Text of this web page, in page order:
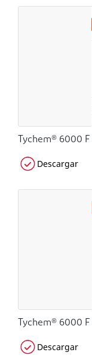
Tychem® 6000
Descargar
Tychem® 6000
Descargar